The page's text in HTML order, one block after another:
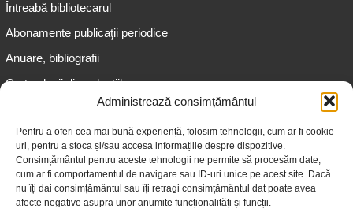
Administrează consimțământul
Pentru a oferi cea mai bună experiență, folosim tehnologii, cum ar fi cookie-
uri, pentru a stoca și/sau accesa informațiile despre dispozitive.
Consimțământul pentru aceste tehnologii ne permite să procesăm date,
cum ar fi comportamentul de navigare sau ID-uri unice pe acest site. Dacă
nu îți dai consimțământul sau îți retragi consimțământul dat poate avea
afecte negative asupra unor anumite funcționalități și funcții.
Întreabă bibliotecarul
Abonamente publicaţii periodice
Anuare, bibliografii
Cartea lunii din colecțiile
Informații pentru adolescenți
Informații pentru adulți
Informații pentru seniori